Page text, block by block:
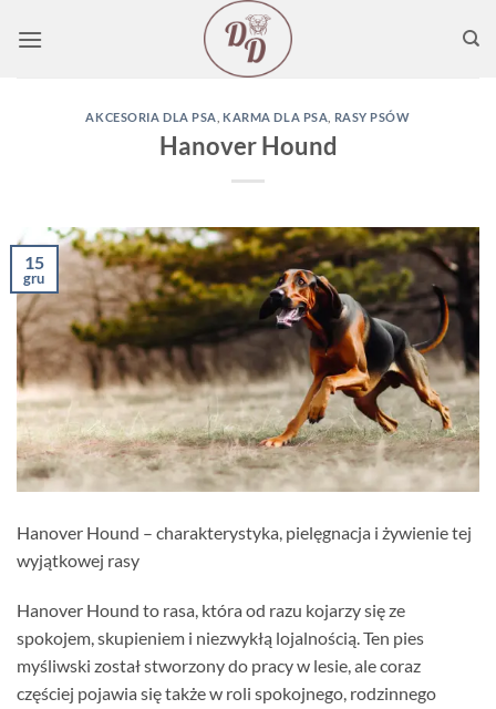
AKCESORIA DLA PSA KARMA DLA PSA RASY PSÓW
Hanover Hound
15
gru
Hanover Hound – charakterystyka, pielęgnacja i żywienie tej
wyjątkowej rasy
Hanover Hound to rasa, która od razu kojarzy się ze
spokojem, skupieniem i niezwykłą lojalnością. Ten pies
myśliwski został stworzony do pracy w lesie, ale coraz
częściej pojawia się także w roli spokojnego, rodzinnego